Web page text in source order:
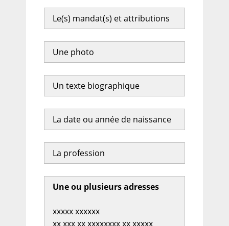
Le(s) mandat(s) et attributions
Une photo
Un texte biographique
La date ou année de naissance
La profession
Une ou plusieurs adresses
xxxxx xxxxxx
xx xxx xx xxxxxxxx xx xxxxx